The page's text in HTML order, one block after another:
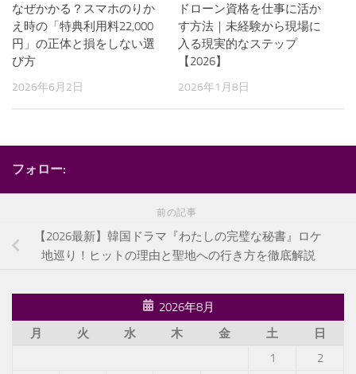
なぜかかる？スマホのりか
え時の「特典利用料22,000
円」の正体と損をしない選
び方
2026年6月2日
ドローン資格を仕事に活か
す方法｜未経験から現場に
入る現実的なステップ
【2026】
2026年1月8日
フォロー:
前の記事
【2026最新】韓国ドラマ『わたしの完璧な秘書』ロケ
地巡り！ヒットの理由と聖地への行き方を徹底解説
2026年8月
月
火 水 木 金 土
日
1
2